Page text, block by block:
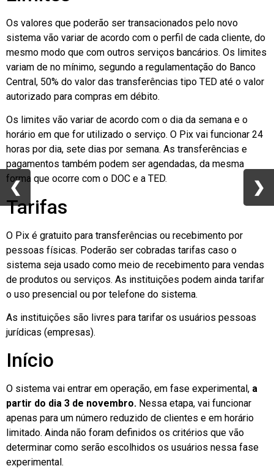
Os valores que poderão ser transacionados pelo novo
sistema vão variar de acordo com o perfil de cada cliente, do
mesmo modo que com outros serviços bancários. Os limites
variam de no mínimo, segundo a regulamentação do Banco
Central, 50% do valor das transferências tipo TED até o valor
autorizado para compras em débito.
Os limites vão variar de acordo com o dia da semana e o
horário em que for utilizado o serviço. O Pix vai funcionar 24
horas por dia, sete dias por semana. As transferências e
pagamentos também podem ser agendadas, da mesma
forma que ocorre com o DOC e a TED.
Tarifas
O Pix é gratuito para transferências ou recebimento por
pessoas físicas. Poderão ser cobradas tarifas caso o
sistema seja usado como meio de recebimento para vendas
de produtos ou serviços. As instituições podem ainda tarifar
o uso presencial ou por telefone do sistema.
As instituições são livres para tarifar os usuários pessoas
jurídicas (empresas).
Início
O sistema vai entrar em operação, em fase experimental, a
partir do dia 3 de novembro. Nessa etapa, vai funcionar
apenas para um número reduzido de clientes e em horário
limitado. Ainda não foram definidos os critérios que vão
determinar como serão escolhidos os usuários nessa fase
experimental.
❮ ❯
❮ ❯